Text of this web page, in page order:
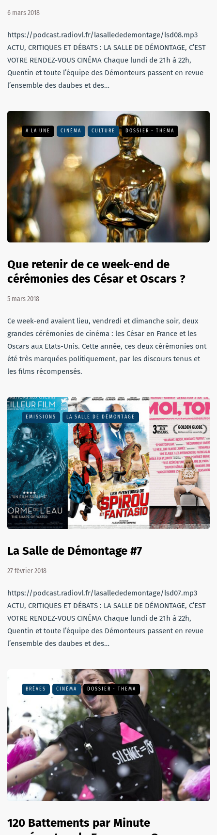
6 mars 2018
https://podcast.radiovl.fr/lasallededemontage/lsd08.mp3
ACTU, CRITIQUES ET DÉBATS : LA SALLE DE DÉMONTAGE, C’EST
VOTRE RENDEZ-VOUS CINÉMA Chaque lundi de 21h à 22h,
Quentin et toute l’équipe des Démonteurs passent en revue
l’ensemble des daubes et des…
A LA UNE CINÉMA CULTURE DOSSIER - THEMA
Que retenir de ce week-end de
cérémonies des César et Oscars ?
5 mars 2018
Ce week-end avaient lieu, vendredi et dimanche soir, deux
grandes cérémonies de cinéma : les César en France et les
Oscars aux Etats-Unis. Cette année, ces deux cérémonies ont
été très marquées politiquement, par les discours tenus et
les films récompensés.
EMISSIONS LA SALLE DE DÉMONTAGE
La Salle de Démontage #7
27 février 2018
https://podcast.radiovl.fr/lasallededemontage/lsd07.mp3
ACTU, CRITIQUES ET DÉBATS : LA SALLE DE DÉMONTAGE, C’EST
VOTRE RENDEZ-VOUS CINÉMA Chaque lundi de 21h à 22h,
Quentin et toute l’équipe des Démonteurs passent en revue
l’ensemble des daubes et des…
BRÈVES CINÉMA DOSSIER - THEMA
120 Battements par Minute